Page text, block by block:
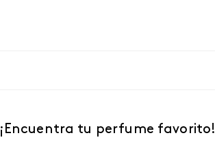
¡Encuentra tu perfume favorito!